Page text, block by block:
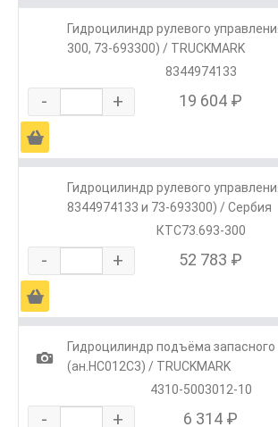
Гидроцилиндр рулевого
300, 73-693300) / TRUCKMARK
8344974133
- + 19 604 ₽
Ä
Гидроцилиндр рулевого
8344974133 и 73-693300) / Сербия
КТС73.693-300
- + 52 783 ₽
Ä
1
Гидроцилиндр подъёма запасного
(ан.HC012C3) / TRUCKMARK
4310-5003012-10
- + 6 314 ₽